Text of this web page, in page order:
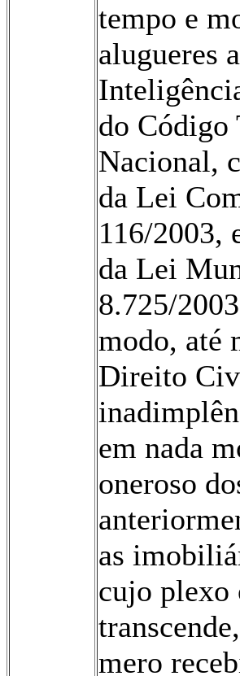
tempo e
alugueres
do
Nacional,
da Lei
116/2003,
da Lei
8.725/
modo, até
Direito
em nada
oneroso
as
cujo plexo
mero